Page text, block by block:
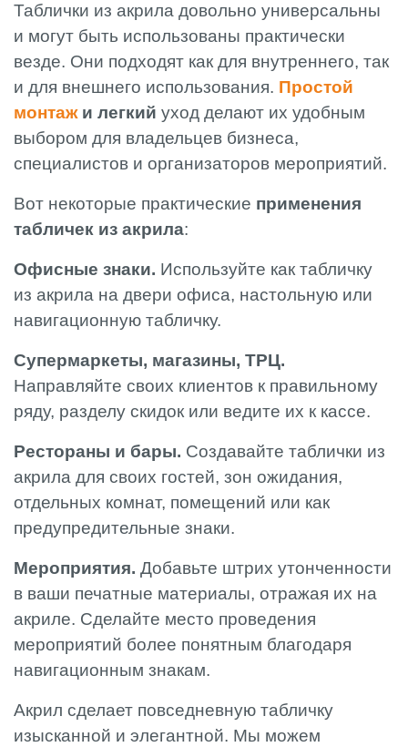
Таблички из акрила довольно универсальны
и могут быть использованы практически
везде. Они подходят как для внутреннего, так
и для внешнего использования. Простой
монтаж и легкий уход делают их удобным
выбором для владельцев бизнеса,
специалистов и организаторов мероприятий.
Вот некоторые практические применения
табличек из акрила:
Офисные знаки. Используйте как табличку
из акрила на двери офиса, настольную или
навигационную табличку.
Супермаркеты, магазины, ТРЦ.
Направляйте своих клиентов к правильному
ряду, разделу скидок или ведите их к кассе.
Рестораны и бары. Создавайте таблички из
акрила для своих гостей, зон ожидания,
отдельных комнат, помещений или как
предупредительные знаки.
Мероприятия. Добавьте штрих утонченности
в ваши печатные материалы, отражая их на
акриле. Сделайте место проведения
мероприятий более понятным благодаря
навигационным знакам.
Акрил сделает повседневную табличку
изысканной и элегантной. Мы можем